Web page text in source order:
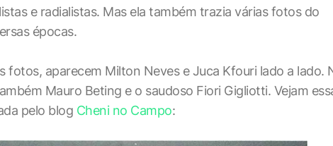
e radialistas. Mas ela também trazia várias fotos do
épocas.
fotos, aparecem Milton Neves e Juca Kfouri lado a lado.
Mauro Beting e o saudoso Fiori Gigliotti. Vejam
pelo blog Cheni no Campo: